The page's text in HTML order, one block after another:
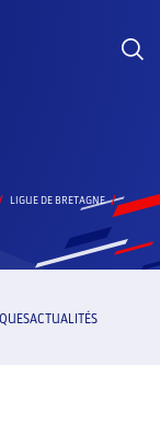
LIGUE DE BRETAGNE
ACTUALITÉS